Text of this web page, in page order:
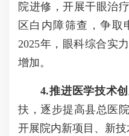
院进修，开展干眼治
区白内障筛查，争取
2025年，眼科综合实
增加。
4.推进医学技术
扶，逐步提高县总医
开展院内新项目、新